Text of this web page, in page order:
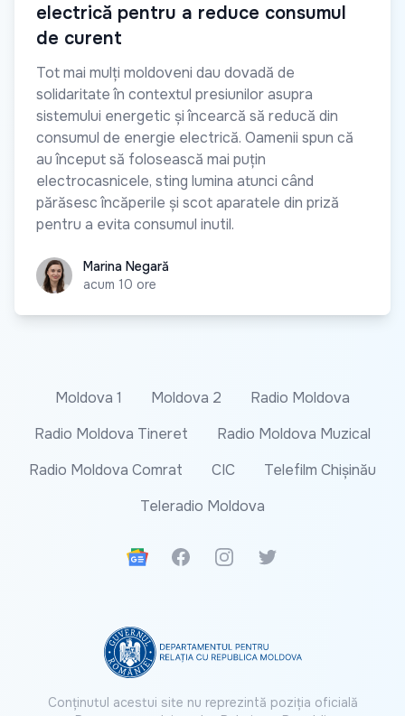
electrică pentru a reduce consumul
de curent
Tot mai mulți moldoveni dau dovadă de
solidaritate în contextul presiunilor asupra
sistemului energetic și încearcă să reducă din
consumul de energie electrică. Oamenii spun că
au început să folosească mai puțin
electrocasnicele, sting lumina atunci când
părăsesc încăperile și scot aparatele din priză
pentru a evita consumul inutil.
Marina Negară
Marina Negară
acum 10 ore
Moldova 1 Moldova 2
Radio Moldova
Radio Moldova Tineret
Radio Moldova Muzical
Radio Moldova Comrat
CIC
Telefilm Chișinău
Teleradio Moldova
Google News
FacebookInstagramTwitter
Conținutul acestui site nu reprezintă poziția oficială